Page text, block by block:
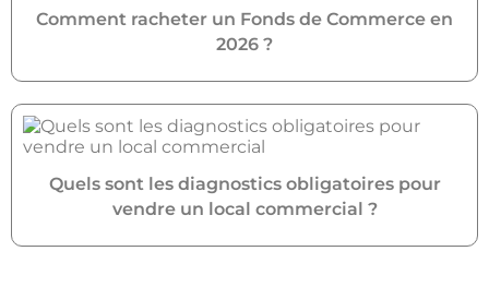
Comment racheter un Fonds de Commerce en
2026 ?
Quels sont les diagnostics obligatoires pour
vendre un local commercial ?